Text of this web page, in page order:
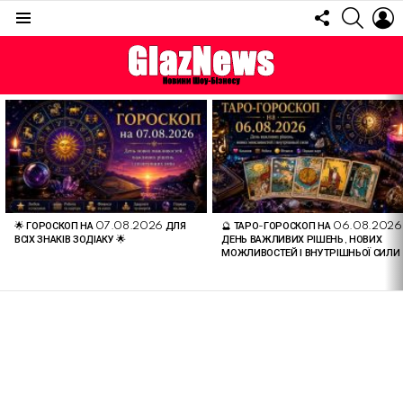
FOLLOW
US
ОСТАННІ
СТАТТІ
🌟 ГОРОСКОП НА 07.08.2026 ДЛЯ
ВСІХ ЗНАКІВ ЗОДІАКУ 🌟
🔮 ТАРО-ГОРОСКОП НА
ДЕНЬ ВАЖЛИВИХ РІШЕНЬ, НОВИХ
МОЖЛИВОСТЕЙ І ВНУТРІШНЬОЇ СИЛИ